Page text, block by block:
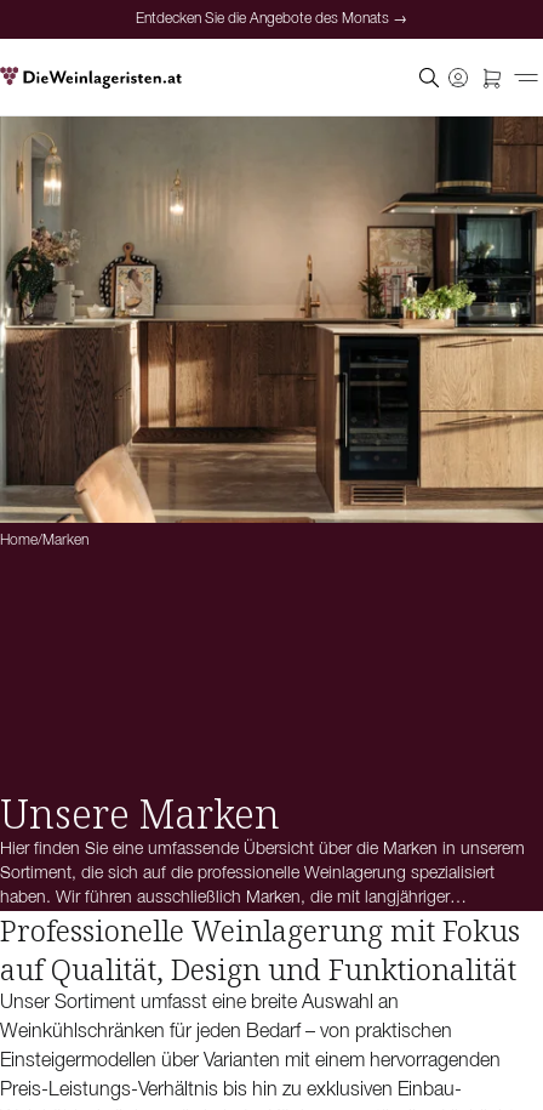
Entdecken Sie die Angebote des Monats →
Home/Marken
Unsere Marken
Hier finden Sie eine umfassende Übersicht über die Marken in unserem
Sortiment, die sich auf die professionelle Weinlagerung spezialisiert
haben. Wir führen ausschließlich Marken, die mit langjähriger
Erfahrung Weinkühlschränke und Weinklimaschränke entwickeln, die
den fünf goldenen Regeln der Weinlagerung entsprechen. Dabei stehen
Qualität, Funktionalität und ein durchdachtes Design im Mittelpunkt,
sodass Sie für jede Anforderung das passende Modell finden.
Professionelle Weinlagerung mit Fokus
auf Qualität, Design und Funktionalität
Unser Sortiment umfasst eine breite Auswahl an
Weinkühlschränken für jeden Bedarf – von praktischen
Einsteigermodellen über Varianten mit einem hervorragenden
Preis-Leistungs-Verhältnis bis hin zu exklusiven Einbau-